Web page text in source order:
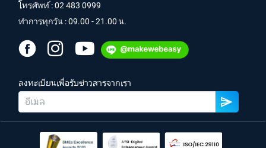
โทรศัพท์ :02 483 0999
ทำการทุกวัน : 09.00 - 21.00 น.
ลงทะเบียนเพื่อรับข่าวสารจากเรา